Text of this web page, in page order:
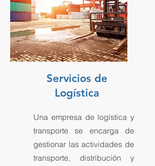
Servicios de
Logística
Una empresa de logística y
transporte se encarga de
gestionar las actividades de
transporte, distribución y